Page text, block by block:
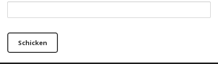
Schicken